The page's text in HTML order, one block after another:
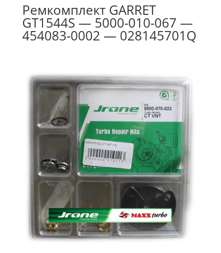
Ремкомплект GARRET
GT1544S — 5000-010-067 —
454083-0002 — 028145701Q